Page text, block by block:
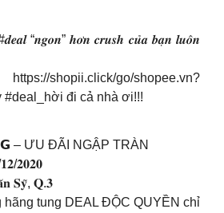
“𝒏𝒈𝒐𝒏” 𝒉𝒐̛𝒏 𝒄𝒓𝒖𝒔𝒉 𝒄𝒖̉𝒂 𝒃𝒂̣𝒏 𝒍𝒖𝒐̂𝒏
shopii.click/go/shopee.vn?
#deal_hời đi cả nhà ơi!!!
ƯU ĐÃI NGẬP TRÀN
𝟐𝟎𝟐𝟎
𝐒𝐲̃, 𝐐.𝟑
hãng tung DEAL ĐỘC QUYỀN chỉ